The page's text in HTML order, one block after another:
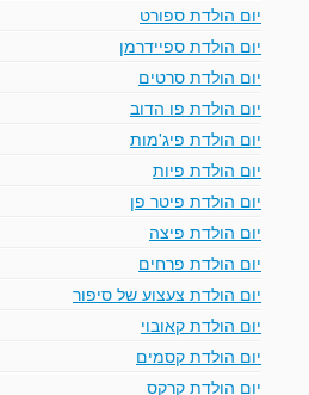
יום הולדת ספורט
יום הולדת ספיידרמן
יום הולדת סרטים
יום הולדת פו הדוב
יום הולדת פיג'מות
יום הולדת פיות
יום הולדת פיטר פן
יום הולדת פיצה
יום הולדת פרחים
יום הולדת צעצוע של סיפור
יום הולדת קאובוי
יום הולדת קסמים
יום הולדת קרקס